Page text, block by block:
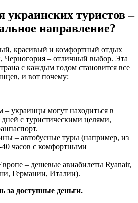
украинских туристов –
направление?
красивый и комфортный отдых
Черногория – отличный выбор. Эта
с каждым годом становится все
и вот почему:
– украинцы могут находиться в
с туристическими целями,
– автобусные туры (например, из
часов с комфортными
– дешевые авиабилеты Ryanair,
Германии, Италии).
за доступные деньги.